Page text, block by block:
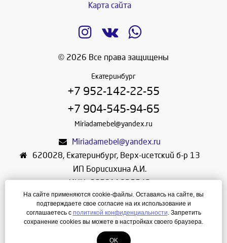
Карта сайта
© 2026 Все права защищены
Екатеринбург
+7 952-142-22-55
+7 904-545-94-65
Miriadamebel@yandex.ru
Miriadamebel@yandex.ru
620028, Екатеринбург, Верх-исетский б-р 13
ИП Борисихина А.И.
ИНН: 665811825542
ОГРНИП: 312665804600057
Режим работы: Ежедневно с 10-30 до 19-30
На сайте применяются cookie-файлы. Оставаясь на сайте, вы
подтверждаете свое согласие на их использование и
соглашаетесь с политикой конфиденциальности. Запретить
сохранение cookies вы можете в настройках своего браузера.
OK